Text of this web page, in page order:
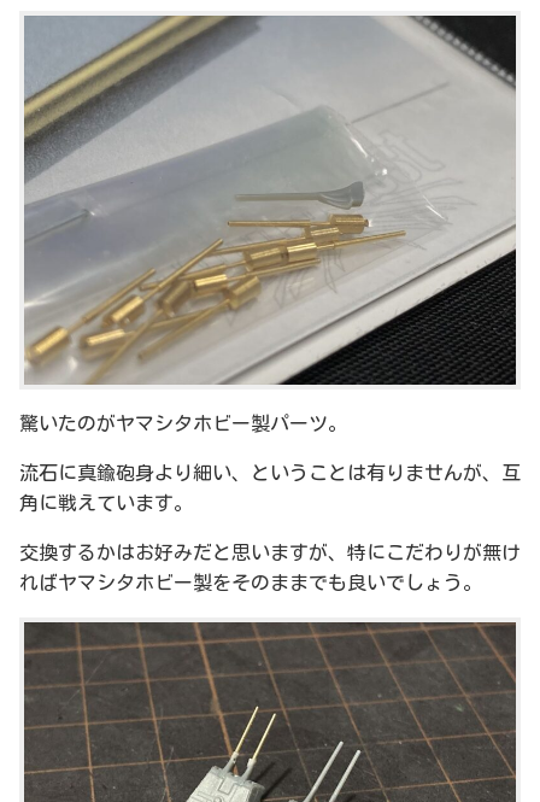
驚いたのがヤマシタホビー製パーツ。
流石に真鍮砲身より細い、ということは有りませんが、互
角に戦えています。
交換するかはお好みだと思いますが、特にこだわりが無け
ればヤマシタホビー製をそのままでも良いでしょう。